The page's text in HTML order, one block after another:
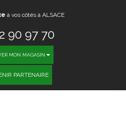
à vos côtés à ALSACE
90 97 70
MON MAGASIN
PARTENAIRE